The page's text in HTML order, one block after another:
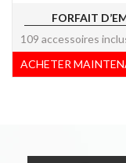
FORFAIT
109 accessoires
ACHETER